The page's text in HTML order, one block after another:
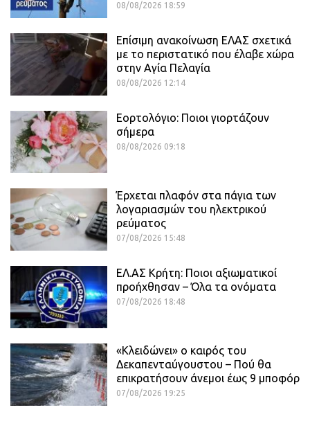
08/08/2026 18:59
Επίσιμη ανακοίνωση ΕΛΑΣ σχετικά
με το περιστατικό που έλαβε χώρα
στην Αγία Πελαγία
08/08/2026 12:14
Εορτολόγιο: Ποιοι γιορτάζουν
σήμερα
08/08/2026 09:18
Έρχεται πλαφόν στα πάγια των
λογαριασμών του ηλεκτρικού
ρεύματος
07/08/2026 15:48
ΕΛ.ΑΣ Κρήτη: Ποιοι αξιωματικοί
προήχθησαν – Όλα τα ονόματα
07/08/2026 18:48
«Κλειδώνει» ο καιρός του
Δεκαπενταύγουστου – Πού θα
επικρατήσουν άνεμοι έως 9 μποφόρ
07/08/2026 19:25